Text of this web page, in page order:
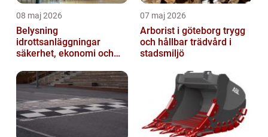
08 maj 2026
Belysning
idrottsanläggningar
säkerhet, ekonomi och
07 maj 2026
Arborist i göteborg trygg
och hållbar trädvård i
stadsmiljö